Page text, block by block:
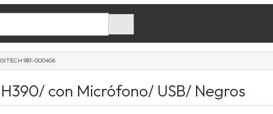
981-000406
con Micrófono/ USB/ Negros